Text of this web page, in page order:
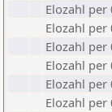
Elozahl per
Elozahl per
Elozahl per
Elozahl per
Elozahl per
Elozahl per